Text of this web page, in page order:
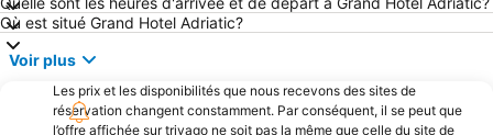
Où est situé Grand Hotel Adriatic?
Voir plus
Les prix et les disponibilités que nous recevons des sites de
réservation changent constamment. Par conséquent, il se peut que
l’offre affichée sur trivago ne soit pas la même que celle du site de